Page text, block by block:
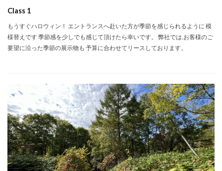
Class 1
もうすぐハロウィン！ エントランスへ赴いた方が季節を感じられるように 模
様替えです 季節感を少しでも感じて頂けたら幸いです。 弊社では,お客様のご
要望に沿った季節の展示物も 予算に合わせてリースしております。